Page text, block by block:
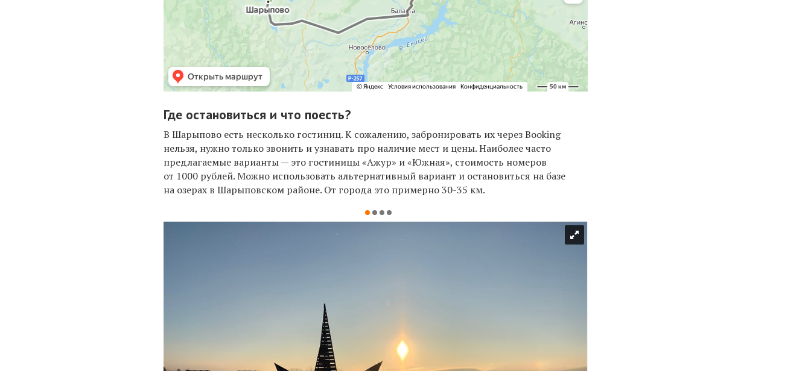
Где остановиться и что поесть?
В Шарыпово есть несколько гостиниц. К сожалению, забронировать их через Booking
нельзя, нужно только звонить и узнавать про наличие мест и цены. Наиболее часто
предлагаемые варианты — это гостиницы «Ажур» и «Южная», стоимость номеров
от 1000 рублей. Можно использовать альтернативный вариант и остановиться на базе
на озерах в Шарыповском районе. От города это примерно 30-35 км.